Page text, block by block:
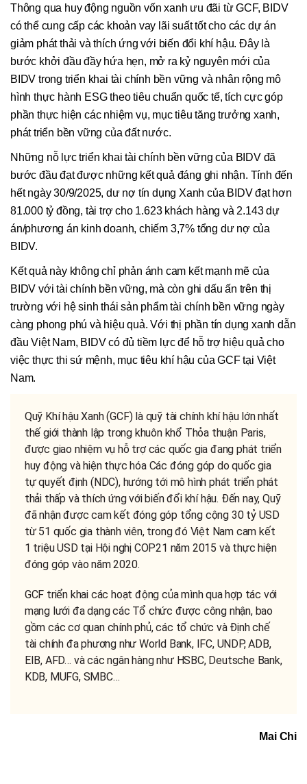
Thông qua huy động nguồn vốn xanh ưu đãi từ GCF, BIDV
có thể cung cấp các khoản vay lãi suất tốt cho các dự án
giảm phát thải và thích ứng với biến đổi khí hậu. Đây là
bước khởi đầu đầy hứa hẹn, mở ra kỷ nguyên mới của
BIDV trong triển khai tài chính bền vững và nhân rộng mô
hình thực hành ESG theo tiêu chuẩn quốc tế, tích cực góp
phần thực hiện các nhiệm vụ, mục tiêu tăng trưởng xanh,
phát triển bền vững của đất nước.
Những nỗ lực triển khai tài chính bền vững của BIDV đã
bước đầu đạt được những kết quả đáng ghi nhận. Tính đến
hết ngày 30/9/2025, dư nợ tín dụng Xanh của BIDV đạt hơn
81.000 tỷ đồng, tài trợ cho 1.623 khách hàng và 2.143 dự
án/phương án kinh doanh, chiếm 3,7% tổng dư nợ của
BIDV.
Kết quả này không chỉ phản ánh cam kết mạnh mẽ của
BIDV với tài chính bền vững, mà còn ghi dấu ấn trên thị
trường với hệ sinh thái sản phẩm tài chính bền vững ngày
càng phong phú và hiệu quả. Với thị phần tín dụng xanh dẫn
đầu Việt Nam, BIDV có đủ tiềm lực để hỗ trợ hiệu quả cho
việc thực thi sứ mệnh, mục tiêu khí hậu của GCF tại Việt
Nam.
Quỹ Khí hậu Xanh (GCF) là quỹ tài chính khí hậu lớn nhất
thế giới thành lập trong khuôn khổ Thỏa thuận Paris,
được giao nhiệm vụ hỗ trợ các quốc gia đang phát triển
huy động và hiện thực hóa Các đóng góp do quốc gia
tự quyết định (NDC), hướng tới mô hình phát triển phát
thải thấp và thích ứng với biến đổi khí hậu. Đến nay, Quỹ
đã nhận được cam kết đóng góp tổng cộng 30 tỷ USD
từ 51 quốc gia thành viên, trong đó Việt Nam cam kết
1 triệu USD tại Hội nghị COP21 năm 2015 và thực hiện
đóng góp vào năm 2020.
GCF triển khai các hoạt động của mình qua hợp tác với
mạng lưới đa dạng các Tổ chức được công nhận, bao
gồm các cơ quan chính phủ, các tổ chức và Định chế
tài chính đa phương như World Bank, IFC, UNDP, ADB,
EIB, AFD… và các ngân hàng như HSBC, Deutsche Bank,
KDB, MUFG, SMBC…
Mai Chi